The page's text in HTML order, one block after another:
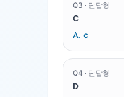
Q3 · 단답형
C
A. c
Q4 · 단답형
D